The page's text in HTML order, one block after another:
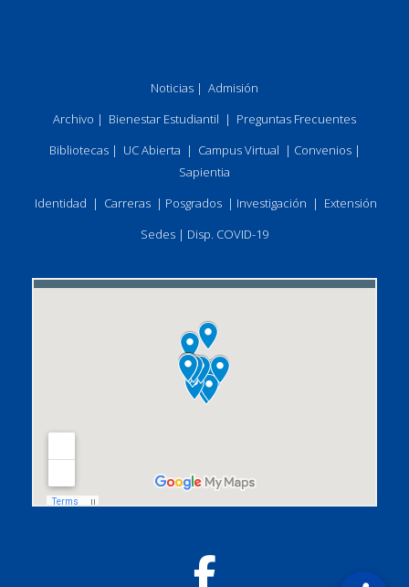
Noticias | Admisión
Archivo | Bienestar Estudiantil | Preguntas Frecuentes
Bibliotecas| UC Abierta | Campus Virtual | Convenios|
Sapientia
Identidad | Carreras | Posgrados | Investigación | Extensión
Sedes | Disp. COVID-19